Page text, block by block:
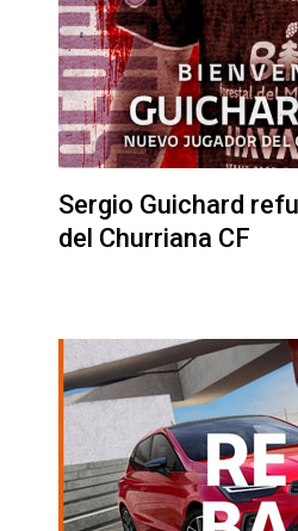
Sergio Guichard
del Churriana CF